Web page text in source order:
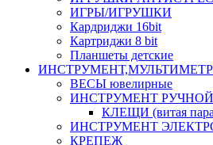
ИГРЫ/ИГРУШКИ
Кардриджи 16bit
Картриджи 8 bit
Планшеты детские
ВЕСЫ ювелирные
ИНСТРУМЕНТ РУЧНОЙ
КЛЕЩИ (витая
ИНСТРУМЕНТ
КРЕПЕЖ